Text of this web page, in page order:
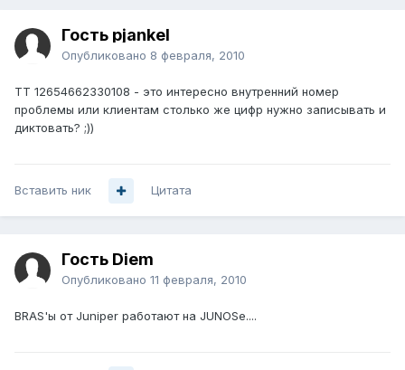
Гость pjankel
Опубликовано 8 февраля, 2010
ТТ 12654662330108 - это интересно внутренний номер
проблемы или клиентам столько же цифр нужно записывать и
диктовать? ;))
Вставить ник Цитата
Гость Diem
Опубликовано 11 февраля, 2010
BRAS'ы от Juniper работают на JUNOSe....